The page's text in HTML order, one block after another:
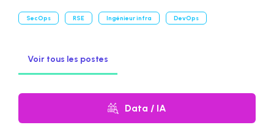
SecOps RSE Ingénieur infra DevOps
Voir tous les postes
Data / IA